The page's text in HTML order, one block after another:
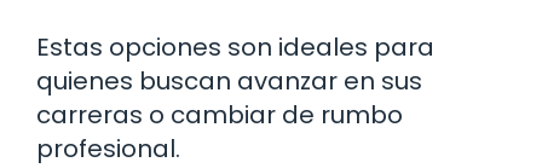
Estas opciones son ideales para
quienes buscan avanzar en sus
carreras o cambiar de rumbo
profesional.